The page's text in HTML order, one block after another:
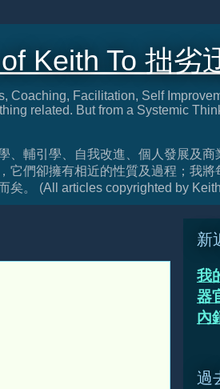
Keith To 拙劣
Coaching, Facilitation, Self
related. But from a Systemic
、輔引學、自我改進、個人發展及
它們卻擁有相近的性質及過程；我
矣。 (All articles copyrighted by
新
我
器
內
過